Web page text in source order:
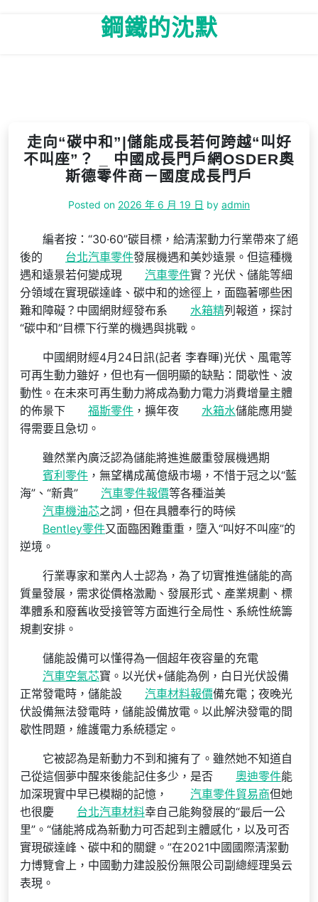
鋼鐵的沈默
走向“碳中和”|儲能成長若何跨越“叫好
不叫座”？ _ 中國成長門戶網OSDER奧
斯德零件商－國度成長門戶
Posted on 2026 年 6 月 19 日 by admin
編者按：“30·60”碳目標，給清潔動力行業帶來了絕
後的
台北汽車零件發展機遇和美妙遠景。但這種機
遇和遠景若何變成現
汽車零件實？光伏、儲能等細
分領域在實現碳達峰、碳中和的途徑上，面臨著哪些困
難和障礙？中國網財經發布系
水箱精列報道，探討
“碳中和”目標下行業的機遇與挑戰。
中國網財經4月24日訊(記者 李春暉)光伏、風電等
可再生動力雖好，但也有一個明顯的缺點：間歇性、波
動性。在未來可再生動力將成為動力電力消費增量主體
的佈景下
福斯零件 ，擴年夜 水箱水儲能應用變
得需要且急切。
雖然業內廣泛認為儲能將進進嚴重發展機遇期
賓利零件 ，無望構成萬億級市場，不惜于冠之以“藍
海”、“新貴”
汽車零件報價等各種溢美
汽車機油芯之詞，但在具體奉行的時候
Bentley零件又面臨困難重重，墮入“叫好不叫座”的
逆境。
行業專家和業內人士認為，為了切實推進儲能的高
質量發展，需求從價格激勵、發展形式、產業規劃、標
準體系和廢舊收受接管等方面進行全局性、系統性統籌
規劃安排。
儲能設備可以懂得為一個超年夜容量的充電
汽車空氣芯寶。以光伏+儲能為例，白日光伏設備
正常發電時，儲能設
汽車材料報價備充電；夜晚光
伏設備無法發電時，儲能設備放電。以此解決發電的間
歇性問題，維護電力系統穩定。
它被認為是新動力不到和擁有了。雖然她不知道自
己從這個夢中醒來後能記住多少，是否
奧迪零件能
加深現實中早已模糊的記憶，
汽車零件貿易商但她
也很慶
台北汽車材料幸自己能夠發展的“最后一公
里”。“儲能將成為新動力可否起到主體感化，以及可否
實現碳達峰、碳中和的關鍵。”在2021中國國際清潔動
力博覽會上，中國動力建設股份無限公司副總經理吳云
表現。